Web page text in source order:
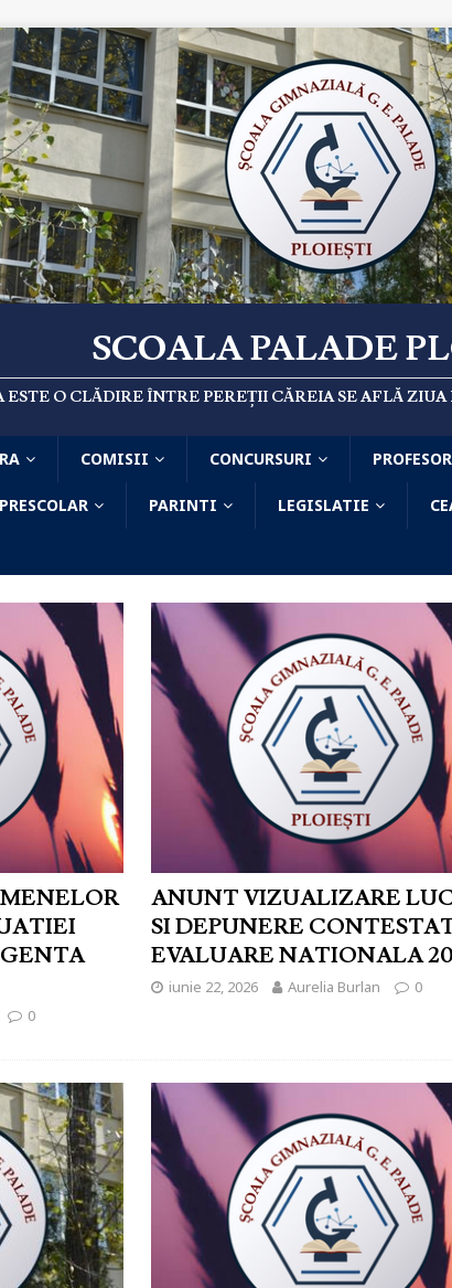
SCOALA PALADE
ESTE O CLĂDIRE ÎNTRE PEREȚII CĂREIA SE AFLĂ
COMISII CONCURSURI
PARINTI LEGISLATIE
0
ANUNT VIZUALIZARE
SI DEPUNERE
EVALUARE NATIONALA
iunie 22, 2026 Aurelia Burlan 0